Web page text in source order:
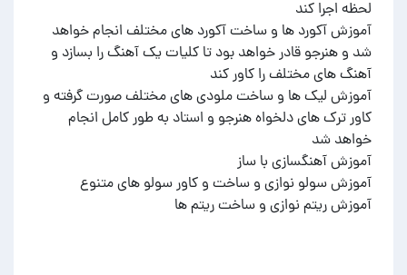
آموزش آکورد ها و ساخت آکورد های مختلف انجام خواهد
شد و هنرجو قادر خواهد بود تا کلیات یک آهنگ را بسازد و
آموزش لیک ها و ساخت ملودی های مختلف صورت گرفته و
کاور ترک های دلخواه هنرجو و استاد به طور کامل انجام
آموزش ریتم نوازی و ساخت ریتم ها